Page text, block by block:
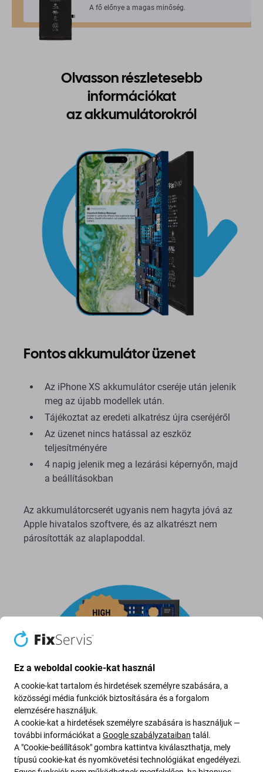
A fő előnye a magas minőség.
Olvasson részletesebb
információkat
az akkumulátorokról
Fontos akkumulátor üzenet
Az iPhone XS akkumulátor cseréje után jelenik
meg az újabb modellek után.
Tájékoztat az eredeti alkatrész újra cseréjéről
Az üzenet nincs hatással az eszköz
teljesítményére
4 napig jelenik meg a lezárási képernyőn, majd
a beállításokban
Az akkumulátorcserét ugyanis nem hagyta jóvá az
Apple hivatalos szoftvere, és az alkatrészt nem
párosították az alaplapoddal.
Ez a weboldal cookie-kat használ
A cookie-kat tartalom és hirdetések személyre szabására, a
közösségi média funkciók biztosítására és a forgalom
elemzésére használjuk.
A cookie-kat a hirdetések személyre szabására is használjuk —
további információkat a Google szabályzataiban talál.
A "Cookie-beállítások" gombra kattintva kiválaszthatja, mely
típusú cookie-kat és nyomkövetési technológiákat engedélyezi.